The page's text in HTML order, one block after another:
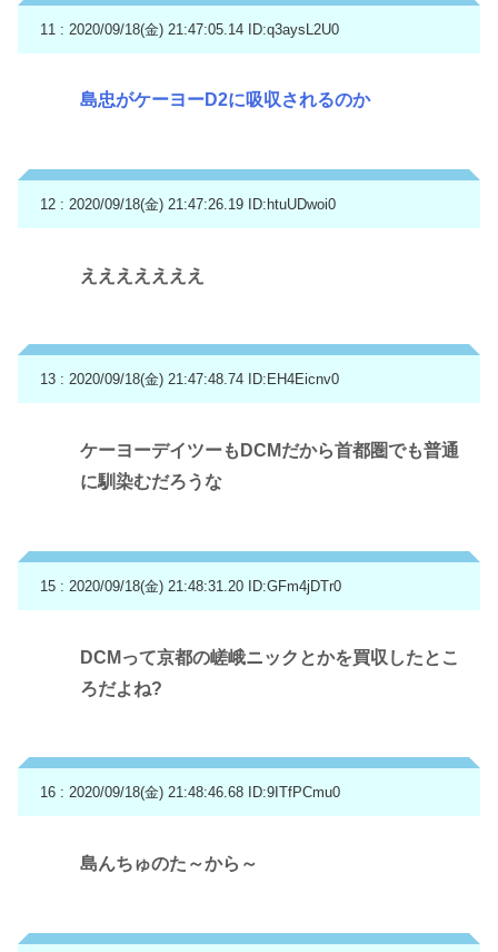
11 : 2020/09/18(金) 21:47:05.14 ID:q3aysL2U0
島忠がケーヨーD2に吸収されるのか
12 : 2020/09/18(金) 21:47:26.19 ID:htuUDwoi0
えええええええ
13 : 2020/09/18(金) 21:47:48.74 ID:EH4Eicnv0
ケーヨーデイツーもDCMだから首都圏でも普通
に馴染むだろうな
15 : 2020/09/18(金) 21:48:31.20 ID:GFm4jDTr0
DCMって京都の嵯峨ニックとかを買収したとこ
ろだよね?
16 : 2020/09/18(金) 21:48:46.68 ID:9ITfPCmu0
島んちゅのた～から～